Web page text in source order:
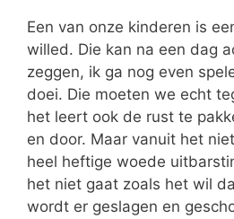
Een van onze kinderen is
willed. Die kan na een dag
zeggen, ik ga nog even
doei. Die moeten we echt
het leert ook de rust te
en door. Maar vanuit het
heel heftige woede
het niet gaat zoals het wil
wordt er geslagen en